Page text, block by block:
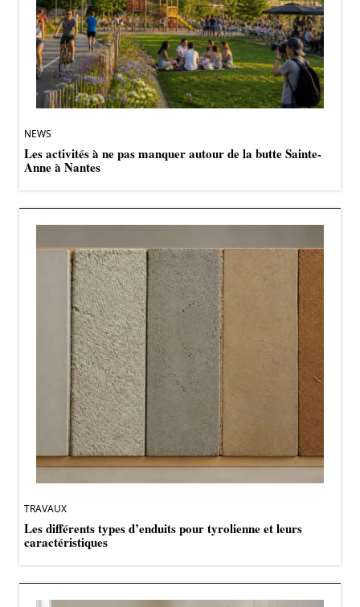
NEWS
Les activités à ne pas manquer autour de la butte Sainte-
Anne à Nantes
TRAVAUX
Les différents types d’enduits pour tyrolienne et leurs
caractéristiques